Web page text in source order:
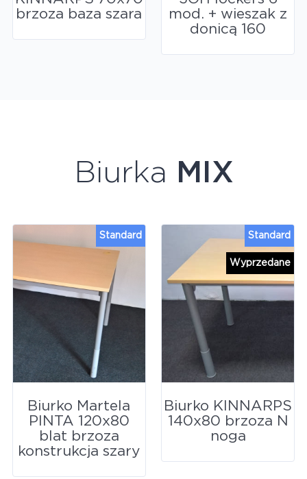
brzoza baza szara
mod. + wieszak z
donicą 160
Biurka MIX
Standard
Biurko Martela
PINTA 120x80
blat brzoza
konstrukcja szary
Wyprzedane
Standard
Biurko KINNARPS
140x80 brzoza N
noga